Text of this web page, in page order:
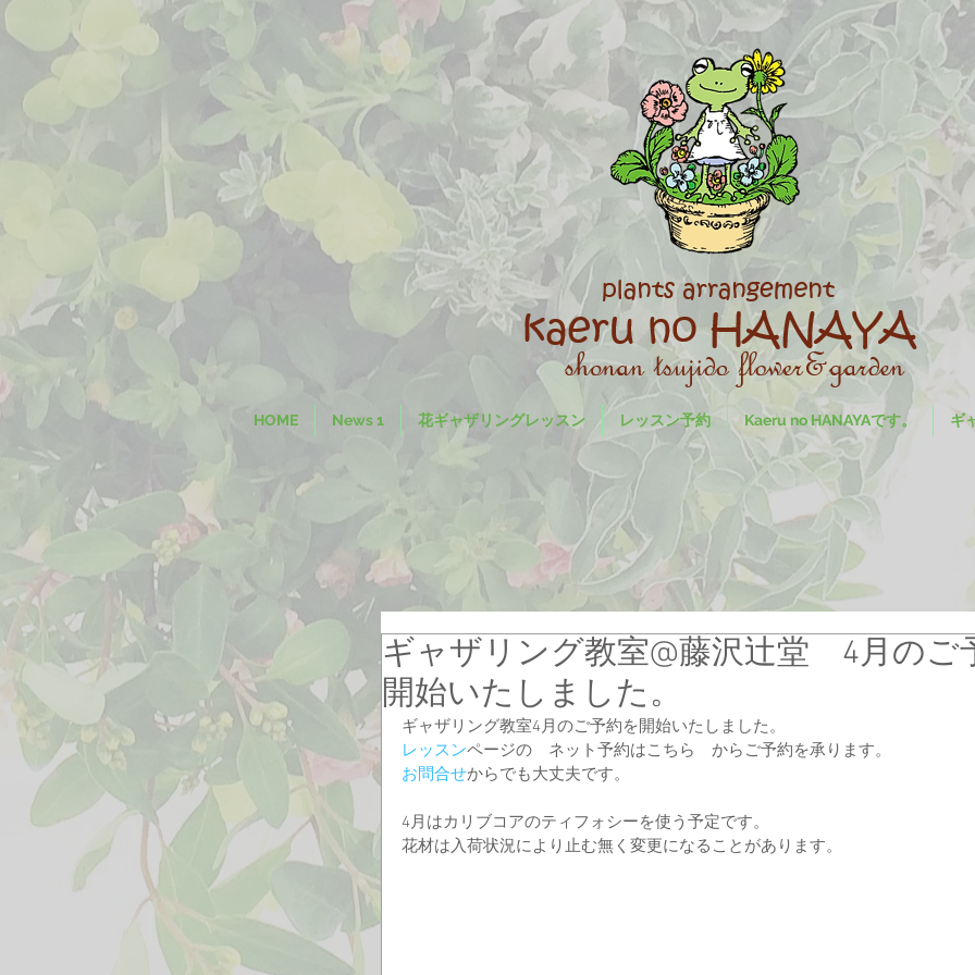
HOME News 1 花ギャザリングレッスン レッスン予約 Kaeru no HANAYAです。 ギ
ギャザリング教室@藤沢辻堂 4月のご
開始いたしました。
ギャザリング教室4月のご予約を開始いたしました。
レッスンページの　ネット予約はこちら　からご予約を承ります。
お問合せからでも大丈夫です。
4月はカリブコアのティフォシーを使う予定です。
花材は入荷状況により止む無く変更になることがあります。